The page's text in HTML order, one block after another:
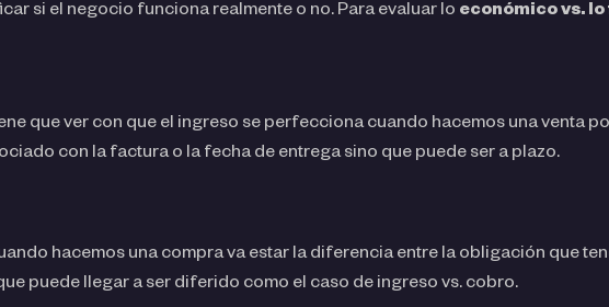
si el negocio funciona realmente o no. Para evaluar lo económico vs.
que ver con que el ingreso se perfecciona cuando hacemos una venta
con la factura o la fecha de entrega sino que puede ser a plazo.
hacemos una compra va estar la diferencia entre la obligación que
puede llegar a ser diferido como el caso de ingreso vs. cobro.